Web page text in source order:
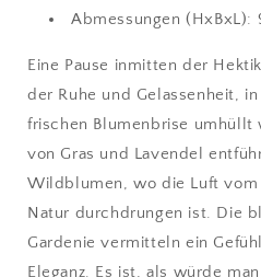
Abmessungen (HxBxL):
Eine Pause inmitten der
der Ruhe und Gelassenheit,
frischen Blumenbrise umhüllt
von Gras und Lavendel
Wildblumen, wo die Luft
Natur durchdrungen ist. Die
Gardenie vermitteln ein
Eleganz. Es ist, als würde